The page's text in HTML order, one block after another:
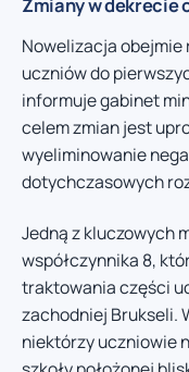
Nowelizacja
uczniów do
informuje gabinet
celem zmian jest
wyeliminowanie
dotychczasowych
Jedną z kluczowych
współczynnika 8,
traktowania części
zachodniej Brukseli.
niektórzy uczniowie